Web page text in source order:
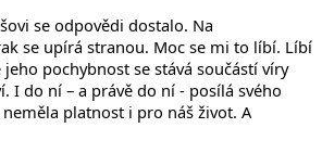
se odpovědi dostalo. Na
se upírá stranou. Moc se mi to líbí. Líbí
pochybnost se stává součástí víry
I do ní – a právě do ní - posílá svého
platnost i pro náš život. A